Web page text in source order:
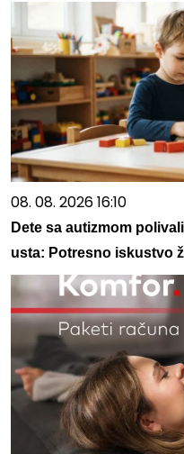
08. 08. 2026 16:10
Dete sa autizmom
usta: Potresno iskustvo